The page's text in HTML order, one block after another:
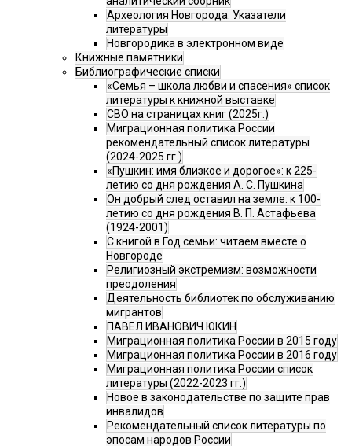
Археология Новгорода. Указатели
литературы
Новгородика в электронном виде
Книжные памятники
Библиографические списки
«Семья – школа любви и спасения» список
литературы к книжной выставке
СВО на страницах книг (2025г.)
Миграционная политика России
рекомендательный список литературы
(2024-2025 гг.)
«Пушкин: имя близкое и дорогое»: к 225-
летию со дня рождения А. С. Пушкина
Он добрый след оставил на земле: к 100-
летию со дня рождения В. П. Астафьева
(1924-2001)
С книгой в Год семьи: читаем вместе о
Новгороде
Религиозный экстремизм: возможности
преодоления
Деятельность библиотек по обслуживанию
мигрантов
ПАВЕЛ ИВАНОВИЧ ЮКИН
Миграционная политика России в 2015 году
Миграционная политика России в 2016 году
Миграционная политика России список
литературы (2022-2023 гг.)
Новое в законодательстве по защите прав
инвалидов
Рекомендательный список литературы по
эпосам народов России